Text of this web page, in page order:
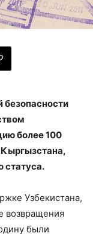
безопасности
более 100
Кыргызстана,
статуса.
Узбекистана,
возвращения
были